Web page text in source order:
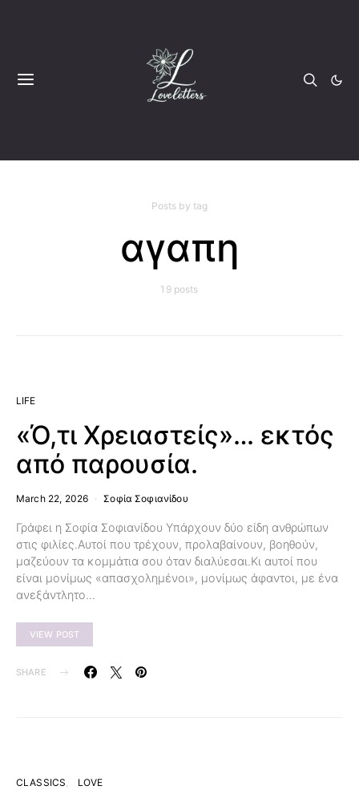
Posts by tag
αγαπη
19 posts
LIFE
«Ό,τι Χρειαστείς»… εκτός
από παρουσία.
March 22, 2026 Σοφία Σοφιανίδου
Γράφει η Σοφία Σοφιανίδου Υπάρχουν δύο είδη ανθρώπων
στις φιλίες.Αυτοί που τρέχουν, προλαβαίνουν, βοηθούν,
μαζεύουν τα κομμάτια σου όταν διαλύεσαι.Κι αυτοί που
είναι μονίμως «απασχολημένοι», μονίμως άφαντοι, με ένα
ανεξάντλητο…
VIEW POST
SHARE
CLASSICS LOVE